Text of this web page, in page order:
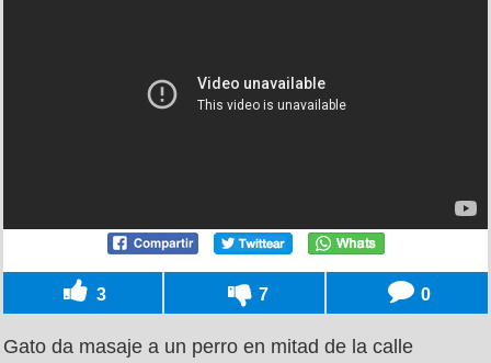
3 7 0
Gato da masaje a un perro en mitad de la calle